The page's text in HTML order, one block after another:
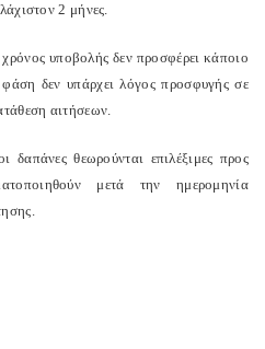
2 μήνες.
υποβολής δεν προσφέρει κάποιο
δεν υπάρχει λόγος προσφυγής σε
αιτήσεων.
δαπάνες θεωρούνται επιλέξιμες προς
μετά την ημερομηνία